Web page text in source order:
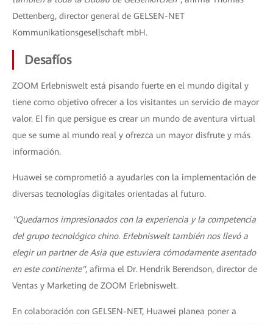
Dettenberg, director general de GELSEN-NET
Kommunikationsgesellschaft mbH.
Desafíos
ZOOM Erlebniswelt está pisando fuerte en el mundo digital y
tiene como objetivo ofrecer a los visitantes un servicio de mayor
valor. El fin que persigue es crear un mundo de aventura virtual
que se sume al mundo real y ofrezca un mayor disfrute y más
información.
Huawei se comprometió a ayudarles con la implementación de
diversas tecnologías digitales orientadas al futuro.
"Quedamos impresionados con la experiencia y la competencia
del grupo tecnológico chino. Erlebniswelt también nos llevó a
elegir un partner de Asia que estuviera cómodamente asentado
en este continente", afirma el Dr. Hendrik Berendson, director de
Ventas y Marketing de ZOOM Erlebniswelt.
En colaboración con GELSEN-NET, Huawei planea poner a